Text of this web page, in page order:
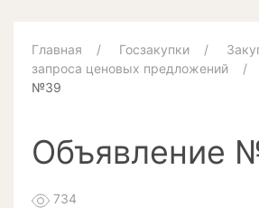
Главная Госзакупки
запроса ценовых предложений
№39
Объявление
734